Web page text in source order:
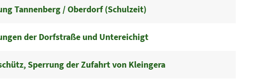
Tannenberg / Oberdorf (Schulzeit)
der Dorfstraße und Untereichigt
Sperrung der Zufahrt von Kleingera